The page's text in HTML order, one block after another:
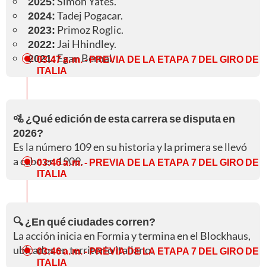
2024:Tadej Pogacar.
2023: Primoz Roglic.
2022: Jai Hhindley.
2021:Egan Bernal.
03:47 a. m. - PREVIA DE LA ETAPA 7 DEL GIRO DE
ITALIA
🚵 ¿Qué edición de esta carrera se disputa en
2026?
Es la número 109 en su historia y la primera se llevó
a cabo en 1909.
03:46 a. m.- PREVIA DE LA ETAPA 7 DEL GIRO DE
ITALIA
🔍 ¿En qué ciudades corren?
La acción inicia en Formia y termina en el Blockhaus,
ubicados en territorio italiano.
03:46 a. m.- PREVIA DE LA ETAPA 7 DEL GIRO DE
ITALIA